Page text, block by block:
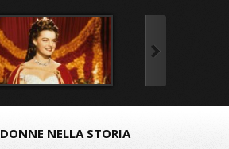
DONNE NELLA STORIA